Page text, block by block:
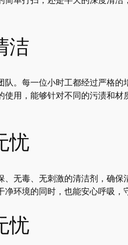
洁
。每一位小时工都经过严格
用，能够针对不同的污渍和
忧
无毒、无刺激的清洁剂，确
环境的同时，也能安心呼吸，
忧